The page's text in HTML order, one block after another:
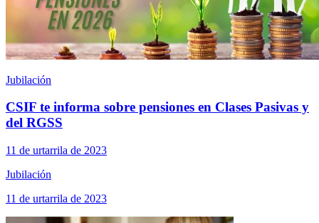
Jubilación
CSIF te informa sobre pensiones en Clases Pasivas y
del RGSS
11 de urtarrila de 2023
Jubilación
11 de urtarrila de 2023